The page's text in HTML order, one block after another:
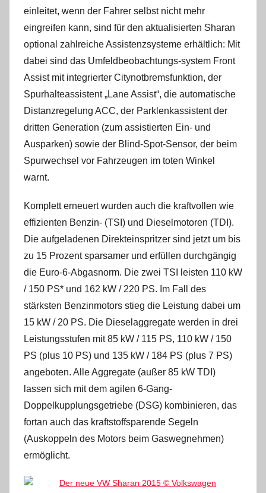
einleitet, wenn der Fahrer selbst nicht mehr
eingreifen kann, sind für den aktualisierten Sharan
optional zahlreiche Assistenzsysteme erhältlich: Mit
dabei sind das Umfeldbeobachtungs-system Front
Assist mit integrierter Citynotbremsfunktion, der
Spurhalteassistent „Lane Assist“, die automatische
Distanzregelung ACC, der Parklenkassistent der
dritten Generation (zum assistierten Ein- und
Ausparken) sowie der Blind-Spot-Sensor, der beim
Spurwechsel vor Fahrzeugen im toten Winkel
warnt.
Komplett erneuert wurden auch die kraftvollen wie
effizienten Benzin- (TSI) und Dieselmotoren (TDI).
Die aufgeladenen Direkteinspritzer sind jetzt um bis
zu 15 Prozent sparsamer und erfüllen durchgängig
die Euro-6-Abgasnorm. Die zwei TSI leisten 110 kW
/ 150 PS* und 162 kW / 220 PS. Im Fall des
stärksten Benzinmotors stieg die Leistung dabei um
15 kW / 20 PS. Die Dieselaggregate werden in drei
Leistungsstufen mit 85 kW / 115 PS, 110 kW / 150
PS (plus 10 PS) und 135 kW / 184 PS (plus 7 PS)
angeboten. Alle Aggregate (außer 85 kW TDI)
lassen sich mit dem agilen 6-Gang-
Doppelkupplungsgetriebe (DSG) kombinieren, das
fortan auch das kraftstoffsparende Segeln
(Auskoppeln des Motors beim Gaswegnehmen)
ermöglicht.